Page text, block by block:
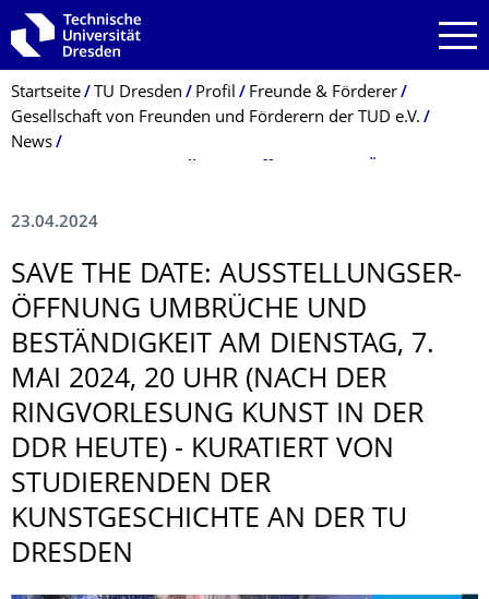
Zur Hauptnavigation springen
Zur Suche springen
Zum Inhalt springen
Breadcrumb-Menü
Startseite TU Dresden Profil
Freunde & Förderer
Gesellschaft von Freunden und Förderern der TUD e.V.
News
23.04.2024
SAVE THE DATE: AUSSTELLUNGSER­
ÖFFNUNG UMBRÜCHE UND
BESTÄNDIGKEIT AM DIENSTAG, 7.
MAI 2024, 20 UHR (NACH DER
RINGVORLESUNG KUNST IN DER
DDR HEUTE) - KURATIERT VON
STUDIERENDEN DER
KUNSTGESCHICHTE AN DER TU
DRESDEN